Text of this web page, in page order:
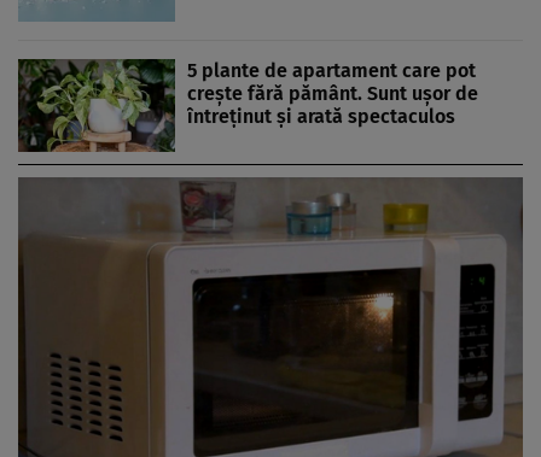
5 plante de apartament care pot
crește fără pământ. Sunt ușor de
întreținut și arată spectaculos